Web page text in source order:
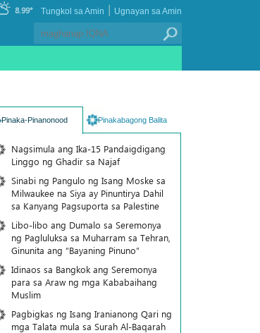
8.99° Ugnayan sa Amin
|
Tungkol sa Amin
Pinaka-Pinanonood Pinakabagong Balita
Nagsimula ang Ika-15 Pandaigdigang
Linggo ng Ghadir sa Najaf
Sinabi ng Pangulo ng Isang Moske sa
Milwaukee na Siya ay Pinuntirya Dahil
sa Kanyang Pagsuporta sa Palestine
Libo-libo ang Dumalo sa Seremonya
ng Pagluluksa sa Muharram sa Tehran,
Ginunita ang “Bayaning Pinuno”
Idinaos sa Bangkok ang Seremonya
para sa Araw ng mga Kababaihang
Muslim
Pagbigkas ng Isang Iranianong Qari ng
mga Talata mula sa Surah Al-Baqarah